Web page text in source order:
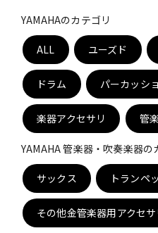
キーボー
DJ機器
中古
YAMAHAのカテゴリ
ALL ユーズド
ドラム パーカッシ
楽器アクセサリ 管
YAMAHA 管楽器・吹奏楽器の
サックス トランペ
その他金管楽器用アクセサ